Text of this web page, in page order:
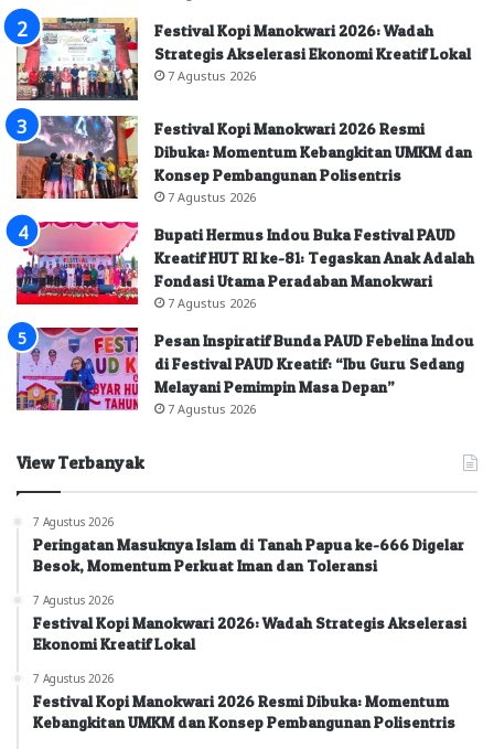
Festival Kopi Manokwari 2026: Wadah
Strategis Akselerasi Ekonomi Kreatif Lokal
7 Agustus 2026
Festival Kopi Manokwari 2026 Resmi
Dibuka: Momentum Kebangkitan UMKM dan
Konsep Pembangunan Polisentris
7 Agustus 2026
Bupati Hermus Indou Buka Festival PAUD
Kreatif HUT RI ke-81: Tegaskan Anak Adalah
Fondasi Utama Peradaban Manokwari
7 Agustus 2026
Pesan Inspiratif Bunda PAUD Febelina Indou
di Festival PAUD Kreatif: “Ibu Guru Sedang
Melayani Pemimpin Masa Depan”
7 Agustus 2026
View Terbanyak
7 Agustus 2026
Peringatan Masuknya Islam di Tanah Papua ke-666 Digelar
Besok, Momentum Perkuat Iman dan Toleransi
7 Agustus 2026
Festival Kopi Manokwari 2026: Wadah Strategis Akselerasi
Ekonomi Kreatif Lokal
7 Agustus 2026
Festival Kopi Manokwari 2026 Resmi Dibuka: Momentum
Kebangkitan UMKM dan Konsep Pembangunan Polisentris